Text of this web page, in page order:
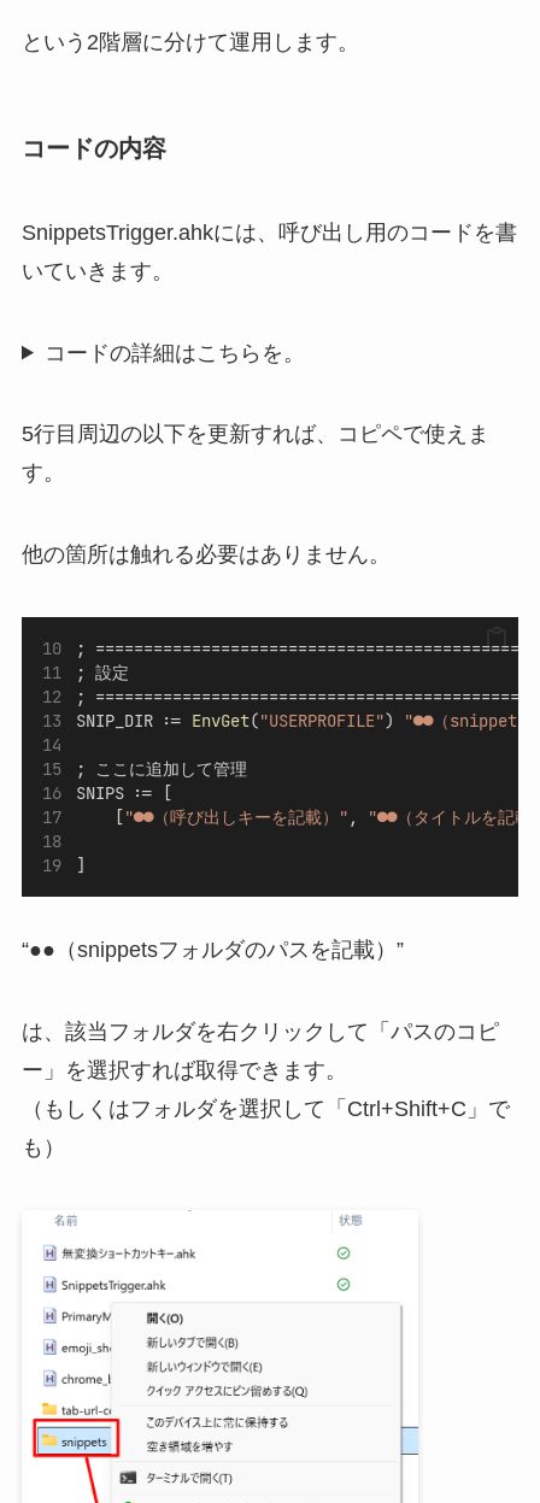
という2階層に分けて運用します。
コードの内容
SnippetsTrigger.ahkには、呼び出し用のコードを書
いていきます。
コードの詳細はこちらを。
5行目周辺の以下を更新すれば、コピペで使えま
す。
他の箇所は触れる必要はありません。
; ============================================
; 設定
; ============================================
SNIP_DIR := EnvGet("USERPROFILE") "●●（snippets
; ここに追加して管理
SNIPS := [
    [
"●●（呼び出しキーを記載）" , "●●（タイトルを記載
]
“●●（snippetsフォルダのパスを記載）”
は、該当フォルダを右クリックして「パスのコピ
ー」を選択すれば取得できます。
（もしくはフォルダを選択して「Ctrl+Shift+C」で
も）